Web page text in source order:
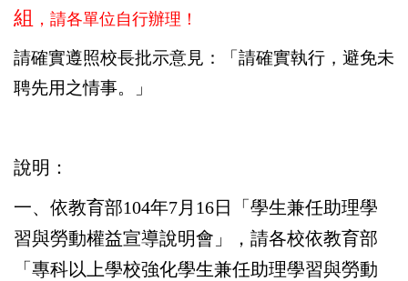
組 ， 請各單位自行辦理 ！
請確實遵照校長批示意見：「請確實執行，避免未
聘先用之情事。」
說明：
一、依教育部104年7月16日「學生兼任助理學
習與勞動權益宣導說明會」，請各校依教育部
「專科以上學校強化學生兼任助理學習與勞動